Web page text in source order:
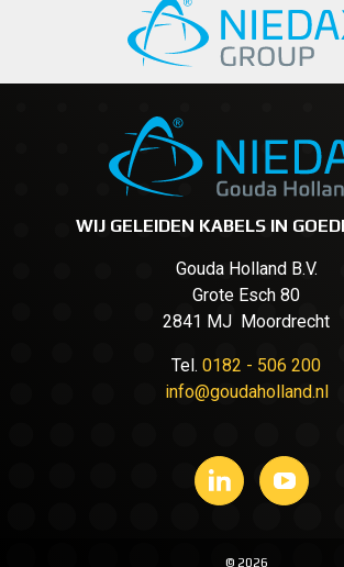
WIJ GELEIDEN KABELS IN
Gouda Holland B.V.
Grote Esch 80
2841 MJ Moordrecht
Tel. 0182 - 506 200
info@goudaholland.nl
© 2026